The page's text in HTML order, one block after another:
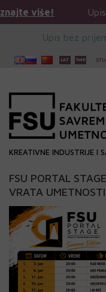
Upis bez
Upis bez
KREATIVNE INDUSTRIJE I
FSU PORTAL
VRATA